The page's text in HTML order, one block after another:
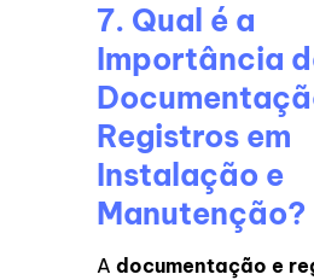
7. Qual é a
Importância
Registros em
Instalação e
Manutenção?
Adocumentação e